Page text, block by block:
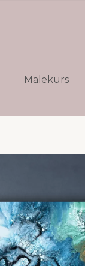
Malekurs